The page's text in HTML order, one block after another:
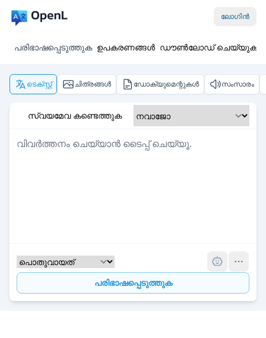
ലോഗിൻ
പരിഭാഷപ്പെടുത്തുക ഉപകരണങ്ങൾ ഡൗൺലോഡ് ചെയ്യുക
ടെക്സ്റ്റ് ചിത്രങ്ങൾ ഡോക്യുമെന്റുകൾ സംസാരം
സ്വയമേവ കണ്ടെത്തുക
പരിഭാഷപ്പെടുത്തുക